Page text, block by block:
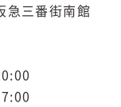
急三番街南館